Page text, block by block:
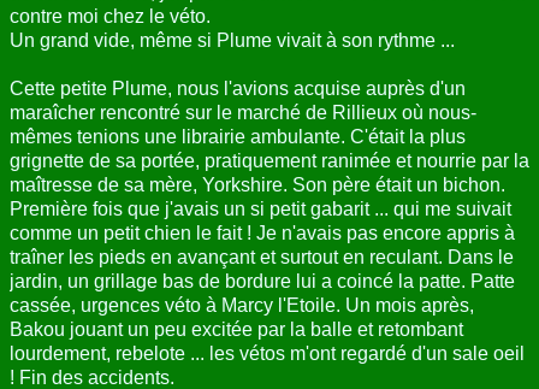
contre moi chez le véto.
Un grand vide, même si Plume vivait à son rythme ...
Cette petite Plume, nous l'avions acquise auprès d'un
maraîcher rencontré sur le marché de Rillieux où nous-
mêmes tenions une librairie ambulante. C'était la plus
grignette de sa portée, pratiquement ranimée et nourrie par la
maîtresse de sa mère, Yorkshire. Son père était un bichon.
Première fois que j'avais un si petit gabarit ... qui me suivait
comme un petit chien le fait ! Je n'avais pas encore appris à
traîner les pieds en avançant et surtout en reculant. Dans le
jardin, un grillage bas de bordure lui a coincé la patte. Patte
cassée, urgences véto à Marcy l'Etoile. Un mois après,
Bakou jouant un peu excitée par la balle et retombant
lourdement, rebelote ... les vétos m'ont regardé d'un sale oeil
! Fin des accidents.